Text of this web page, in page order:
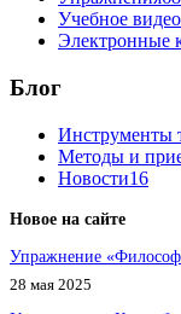
Учебное видео
Электронные
Блог
Инструменты
Методы и
Новости16
Новое на сайте
Упражнение
28 мая 2025